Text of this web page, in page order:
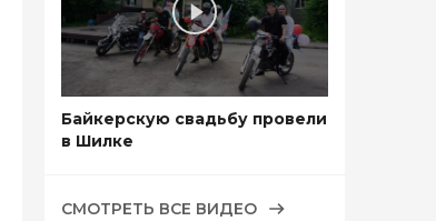
Байкерскую свадьбу провели
в Шилке
СМОТРЕТЬ ВСЕ ВИДЕО